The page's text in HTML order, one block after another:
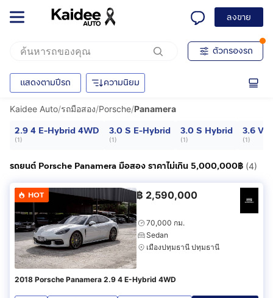
ลงขาย
ตัวกรองรถ
แสดงตามปีรถ ความนิยม
Kaidee Auto/รถมือสอง/Porsche/Panamera
2.9 4 E-Hybrid 4WD
(1)
3.0 S E-Hybrid
(1)
3.0 S Hybrid
(1)
3.6 V6
(1)
รถยนต์ Porsche Panamera มือสอง ราคาไม่เกิน 5,000,000฿ (4)
HOT ฿ 2,590,000
70,000 กม.
Sedan
เมืองปทุมธานี ปทุมธานี
2018 Porsche Panamera 2.9 4 E-Hybrid 4WD